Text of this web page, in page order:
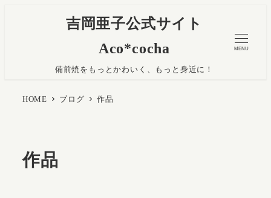
吉岡亜子公式サイト
Aco*cocha
備前焼をもっとかわいく、もっと身近に！
MENU
HOME ブログ 作品
作品